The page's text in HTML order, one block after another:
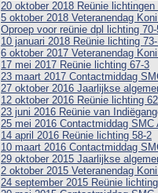
20 oktober 2018 Reünie
5 oktober 2018 Veteranendag
Oproep voor reünie dpl lichting
10 januari 2018 Reünie lichting
6 oktober 2017 Veteranendag
17 mei 2017 Reünie lichting 67-3
23 maart 2017 Contactmiddag
27 oktober 2016 Jaarlijkse
12 oktober 2016 Reünie lichting
23 juni 2016 Reünie van
25 mei 2016 Contactmiddag
14 april 2016 Reünie lichting 58-2
10 maart 2016 Contactmiddag
29 oktober 2015 Jaarlijkse
2 oktober 2015 Veteranendag
24 september 2015 Reünie